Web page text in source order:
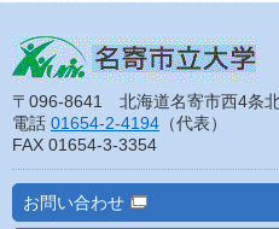
〒096-8641 北海道名寄市西4条
電話 01654-2-4194 （代表）
FAX 01654-3-3354
お問い合わせ